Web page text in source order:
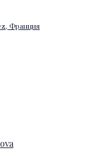
Франция